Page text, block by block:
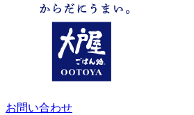
お問い合わせ